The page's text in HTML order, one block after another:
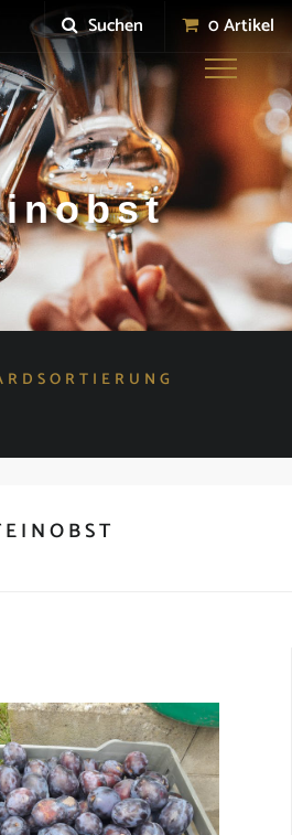
Suchen
0 Artikel
Toggle
navigation